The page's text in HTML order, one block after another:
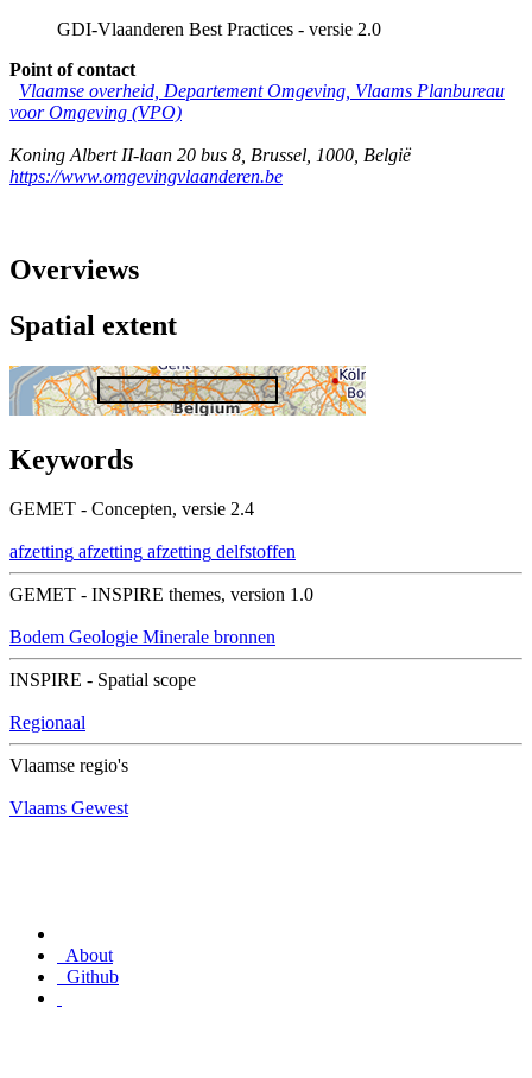
GDI-Vlaanderen Best Practices - versie 2.0
Point of contact
Vlaamse overheid, Departement Omgeving, Vlaams Planbureau
voor Omgeving (VPO)
Koning Albert II-laan 20 bus 8 Brussel 1000 België
https://www.omgevingvlaanderen.be
Overviews
Spatial extent
Keywords
GEMET - Concepten, versie 2.4
afzetting afzetting afzetting delfstoffen
GEMET - INSPIRE themes, version 1.0
Bodem Geologie Minerale bronnen
INSPIRE - Spatial scope
Regionaal
Vlaamse regio's
Vlaams Gewest
About
Github